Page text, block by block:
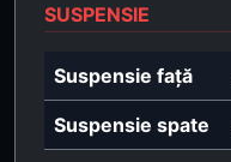
SUSPENSIE
Suspensie față
Suspensie spate